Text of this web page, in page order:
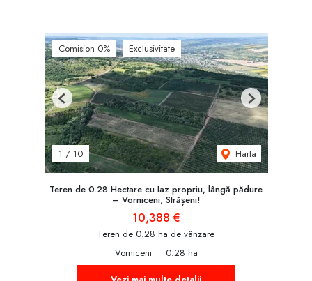
Comision 0% Exclusivitate
1 / 10 Harta
Previous Next
Teren de 0.28 Hectare cu Iaz propriu, lângă pădure
– Vorniceni, Strășeni!
10,388 €
Teren de 0.28 ha de vânzare
Vorniceni
0.28 ha